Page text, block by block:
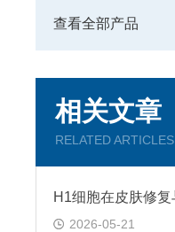
查看全部产品
相关文章
RELATED ARTICLES
2026-05-21